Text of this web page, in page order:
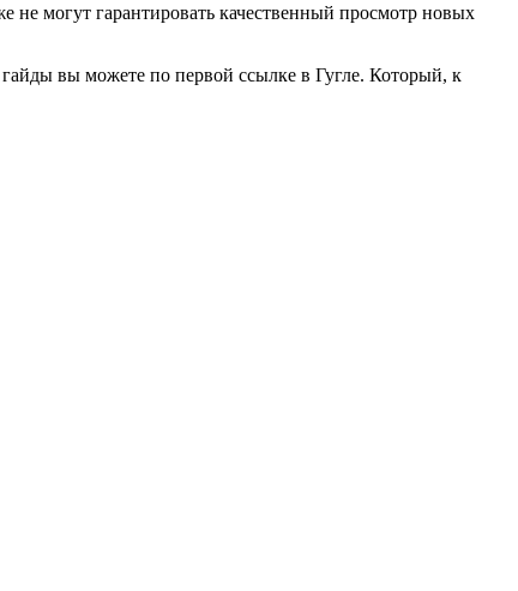
могут гарантировать качественный просмотр новых
вы можете по первой ссылке в Гугле. Который, к